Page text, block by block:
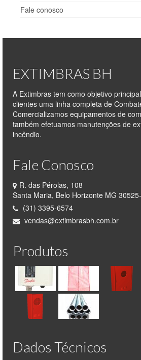
Licenças
Fale conosco
EXTIMBRAS BH
A Extimbras tem como objetivo
clientes uma linha completa de
Comercializamos equipamentos de
também efetuamos manutenções de
incêndio.
Fale Conosco
R. das Pérolas, 108
Santa Maria, Belo Horizonte MG
(31) 3395-6574
vendas@extimbrasbh.com.br
Produtos
Dados Técnicos